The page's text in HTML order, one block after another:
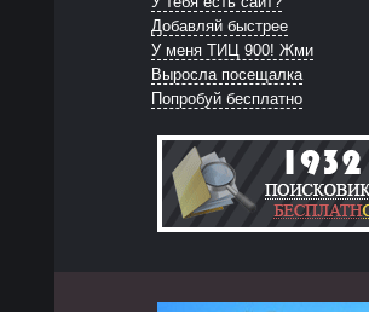
Добавляй быстрее
У меня ТИЦ 900! Жми
Выросла посещалка
Попробуй бесплатно